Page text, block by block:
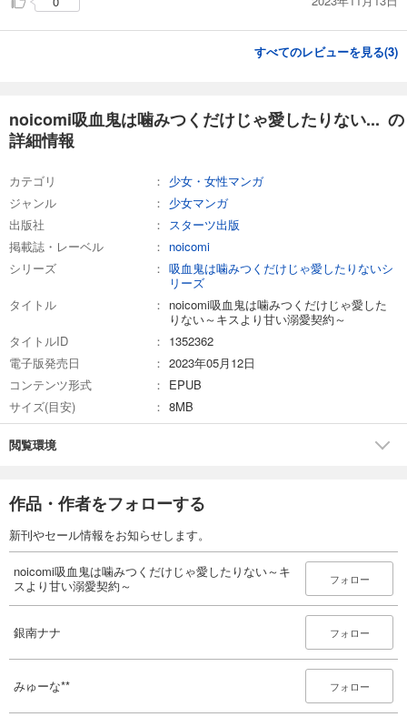
すべてのレビューを見る(3)
noicomi吸血鬼は噛みつくだけじゃ愛したりない... の
詳細情報
カテゴリ
少女・女性マンガ
ジャンル
少女マンガ
出版社
スターツ出版
掲載誌・レーベル
noicomi
シリーズ
吸血鬼は噛みつくだけじゃ愛したりないシ
リーズ
タイトル
noicomi吸血鬼は噛みつくだけじゃ愛した
りない～キスより甘い溺愛契約～
タイトルID
1352362
電子版発売日
2023年05月12日
コンテンツ形式
EPUB
サイズ(目安)
8MB
閲覧環境
作品・作者をフォローする
新刊やセール情報をお知らせします。
noicomi吸血鬼は噛みつくだけじゃ愛したりない～キ
スより甘い溺愛契約～
フォロー
銀南ナナ フォロー
みゅーな** フォロー